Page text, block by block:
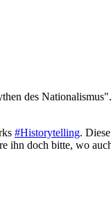
des
#Historytelling.
ihn doch bitte, wo